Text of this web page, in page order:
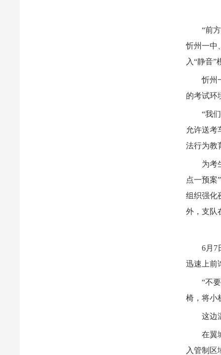
“前
忻州一中
入“静音”
忻州
的考试环
“我
允许送考
法行为教
为考
点一预案
组织强化
外，支队
6月7
迅速上前
“不
椅，将小
这边
在翼
入管制区